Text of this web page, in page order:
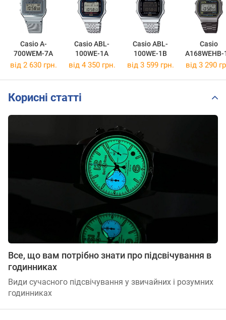
Casio A-
700WEM-7A
Casio ABL-
100WE-1A
Casio ABL-
100WE-1B
Casio
A168WEHB-
від 2 630 грн. від 4 350 грн. від 3 599 грн. від 3 290
Корисні статті
Все, що вам потрібно знати про підсвічування в
годинниках
Види сучасного підсвічування у звичайних і розумних
годинниках